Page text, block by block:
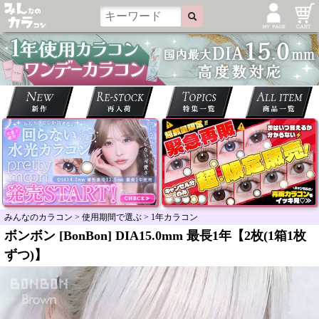
みんなのカラコン > 使用期間で選ぶ > 1年カラコン
ボンボン [BonBon] DIA15.0mm 最長1年【2枚(1箱1枚
ずつ)】